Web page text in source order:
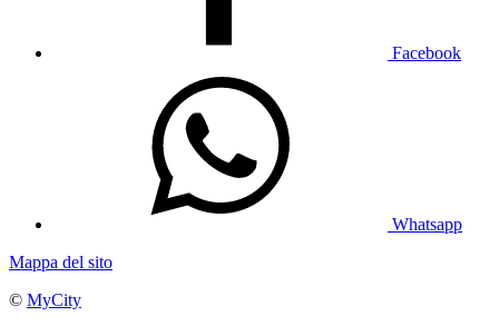
Facebook
Whatsapp
Mappa del sito
© MyCity